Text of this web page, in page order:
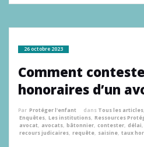
26 octobre 2023
Comment
honoraires d’un
Par Protéger l'enfant dans Tous les articles,
Enquêtes, Les institutions, Ressources
avocat, avocats, bâtonnier, contester, délai,
recours judicaires, requête, saisine, taux